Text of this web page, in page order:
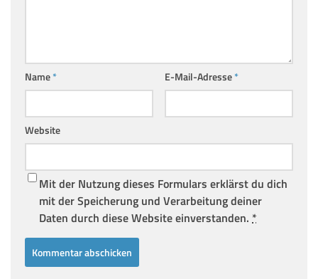
Name* E-Mail-Adresse*
Website
Mit der Nutzung dieses Formulars erklärst du dich
mit der Speicherung und Verarbeitung deiner
Daten durch diese Website einverstanden. *